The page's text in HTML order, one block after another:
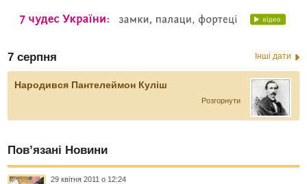
7 серпня Інші дати
Народився Пантелеймон Куліш
Розгорнути
Пов’язані Новини
29 квітня 2011 о 12:24